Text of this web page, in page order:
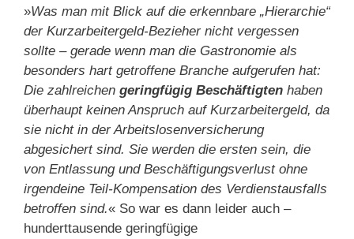
»Was man mit Blick auf die erkennbare „Hierarchie“
der Kurzarbeitergeld-Bezieher nicht vergessen
sollte – gerade wenn man die Gastronomie als
besonders hart getroffene Branche aufgerufen hat:
Die zahlreichen geringfügig Beschäftigten haben
überhaupt keinen Anspruch auf Kurzarbeitergeld, da
sie nicht in der Arbeitslosenversicherung
abgesichert sind. Sie werden die ersten sein, die
von Entlassung und Beschäftigungsverlust ohne
irgendeine Teil-Kompensation des Verdienstausfalls
betroffen sind.« So war es dann leider auch –
hunderttausende geringfügige